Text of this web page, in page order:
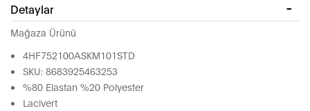
Detaylar
Mağaza Ürünü
4HF752100ASKM101STD
SKU: 8683925463253
%80 Elastan %20 Polyester
Lacivert